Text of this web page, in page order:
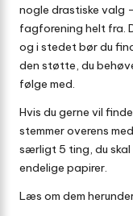
nogle drastiske valg
fagforening helt fra.
og i stedet bør du
den støtte, du
følge med.
Hvis du gerne vil
stemmer overens
særligt 5 ting, du skal
endelige papirer.
Læs om dem